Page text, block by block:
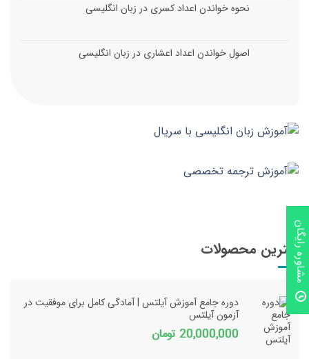
نحوه خواندن اعداد کسری در زبان انگلیسی
اصول خواندن اعداد اعشاری در زبان انگلیسی
بهترین محصولات
دوره جامع آموزش آیلتس | آمادگی کامل برای موفقیت در
آزمون آیلتس
20,000,000 تومان
مشاوره رایگان